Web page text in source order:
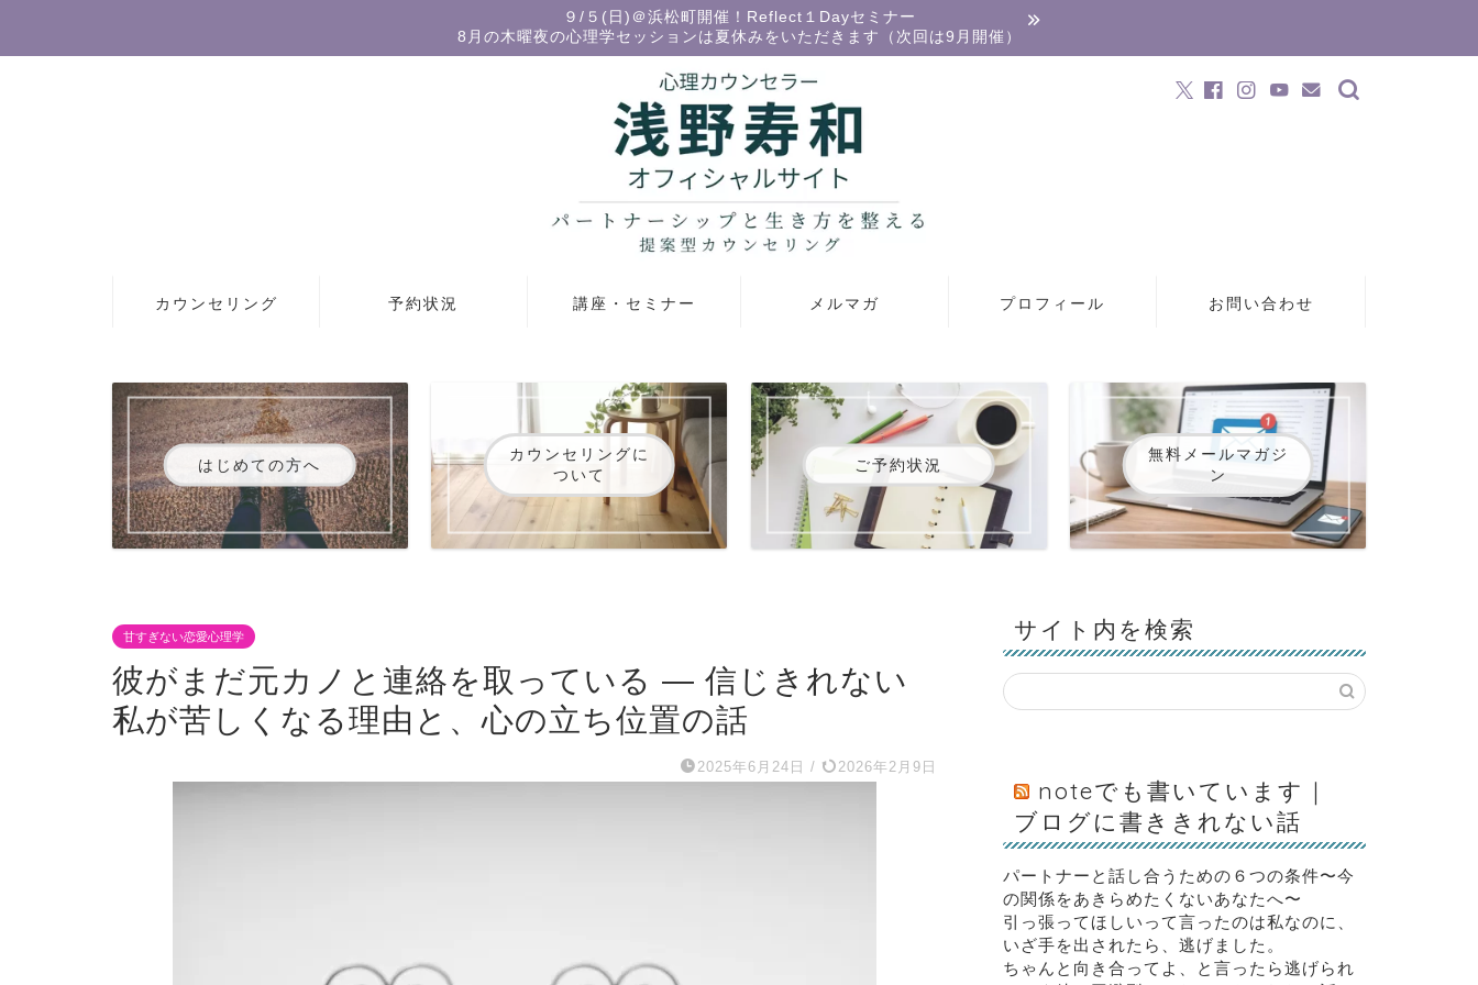
９/５(日)＠浜松町開催！Reflect１Dayセミナー
8月の木曜夜の心理学セッションは夏休みをいただきます（次回は9月開催）
カウンセリング 予約状況 講座・セミナー メルマガ プロフィール お問い合わせ
はじめての方へ
カウンセリングに
ついて
ご予約状況
無料メールマガジ
ン
甘すぎない恋愛心理学
彼がまだ元カノと連絡を取っている ― 信じきれない
私が苦しくなる理由と、心の立ち位置の話
2025年6月24日 / 2026年2月9日
サイト内を検索
noteでも書いています｜
ブログに書ききれない話
パートナーと話し合うための６つの条件〜今
の関係をあきらめたくないあなたへ〜
引っ張ってほしいって言ったのは私なのに、
いざ手を出されたら、逃げました。
ちゃんと向き合ってよ、と言ったら逃げられ